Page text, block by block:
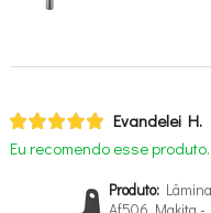
Evandelei H.
Eu recomendo esse produto.
Produto: